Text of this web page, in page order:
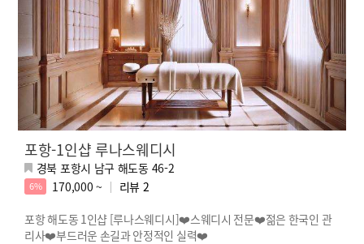
포항-1인샵 루나스웨디시
경북 포항시 남구 해도동 46-2
6% 170,000 ~ 리뷰 2
포항 해도동 1인샵 [루나스웨디시]❤️스웨디시 전문❤️젊은 한국인 관
리사❤️부드러운 손길과 안정적인 실력❤️